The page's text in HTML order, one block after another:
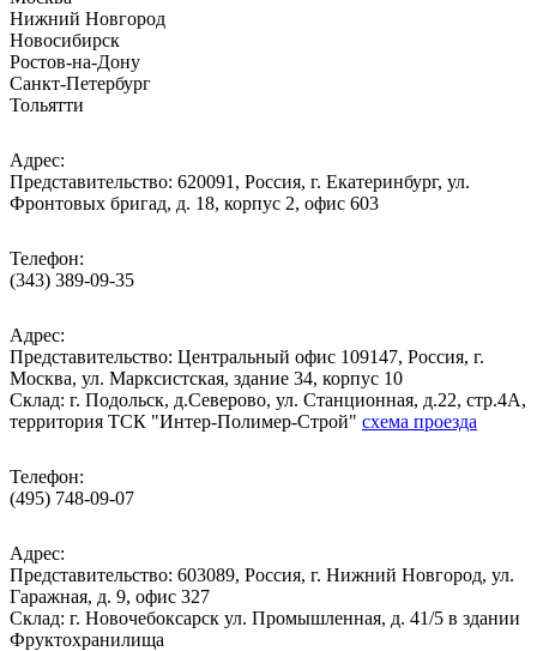
Нижний Новгород
Новосибирск
Ростов-на-Дону
Санкт-Петербург
Тольятти
Адрес:
Представительство: 620091, Россия, г. Екатеринбург, ул.
Фронтовых бригад, д. 18, корпус 2, офис 603
Телефон:
(343) 389-09-35
Адрес:
Представительство: Центральный офис 109147, Россия, г.
Москва, ул. Марксистская, здание 34, корпус 10
Cклад: г. Подольск, д.Северово, ул. Станционная, д.22, стр.4А,
территория ТСК "Интер-Полимер-Строй" схема проезда
Телефон:
(495) 748-09-07
Адрес:
Представительство: 603089, Россия, г. Нижний Новгород, ул.
Гаражная, д. 9, офис 327
Склад: г. Новочебоксарск ул. Промышленная, д. 41/5 в здании
Фруктохранилища